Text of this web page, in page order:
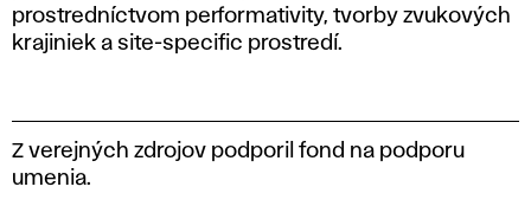
prostredníctvom performativity, tvorby zvukových
krajiniek a site-specific prostredí.
Z verejných zdrojov podporil fond na podporu
umenia.